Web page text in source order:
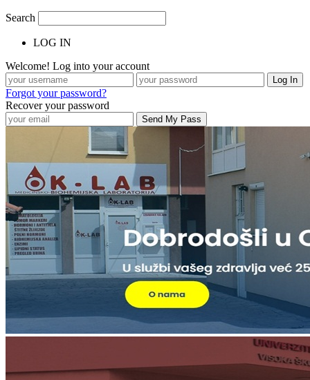
Search
LOG IN
Welcome! Log into your account
Forgot your password?
Recover your password